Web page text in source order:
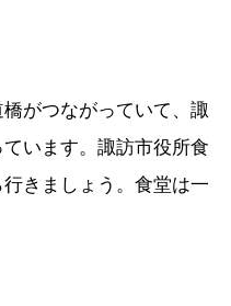
がつながっていて、諏
います。諏訪市役所食
きましょう。食堂は一